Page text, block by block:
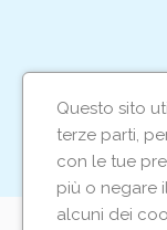
Per
Questo sito
terze parti,
con le tue
più o negare
alcuni dei